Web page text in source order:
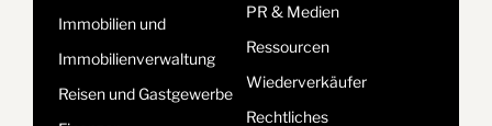
Immobilien und
Immobilienverwaltung
Reisen und Gastgewerbe
PR & Medien
Ressourcen
Wiederverkäufer
Rechtliches